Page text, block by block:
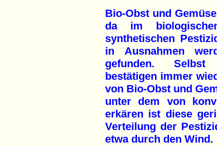
Bio-Obst und
da im
synthetischen
in Ausnahmen
gefunden. Selbst
bestätigen immer
von Bio-Obst und
unter dem von
erkären ist diese
Verteilung der
etwa durch den Wind.